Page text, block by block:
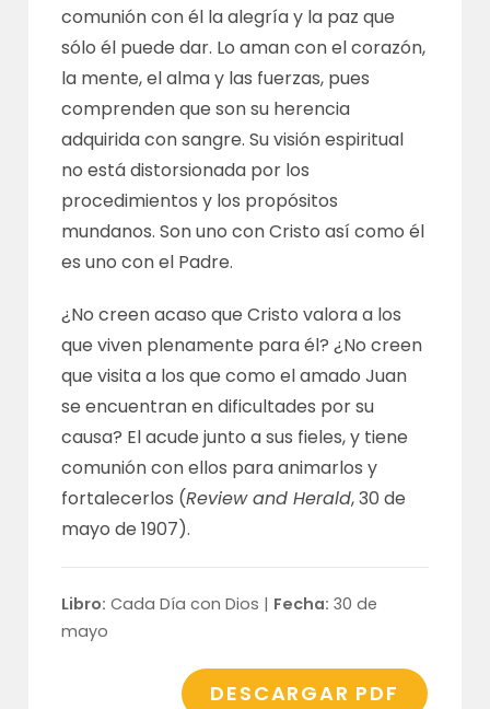
comunión con él la alegría y la paz que
sólo él puede dar. Lo aman con el corazón,
la mente, el alma y las fuerzas, pues
comprenden que son su herencia
adquirida con sangre. Su visión espiritual
no está distorsionada por los
procedimientos y los propósitos
mundanos. Son uno con Cristo así como él
es uno con el Padre.
¿No creen acaso que Cristo valora a los
que viven plenamente para él? ¿No creen
que visita a los que como el amado Juan
se encuentran en dificultades por su
causa? El acude junto a sus fieles, y tiene
comunión con ellos para animarlos y
fortalecerlos (Review and Herald, 30 de
mayo de 1907).
Libro: Cada Día con Dios | Fecha: 30 de
mayo
DESCARGAR PDF